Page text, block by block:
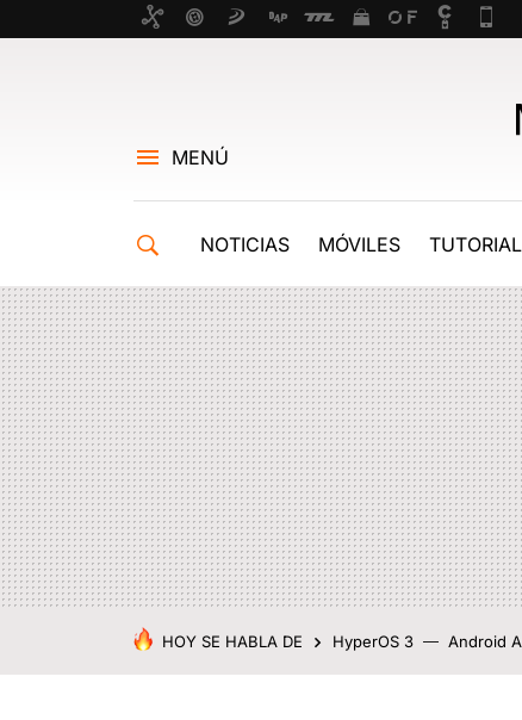
MENÚ
NOTICIAS MÓVILES
HOY SE HABLA DE HyperOS 3 Android